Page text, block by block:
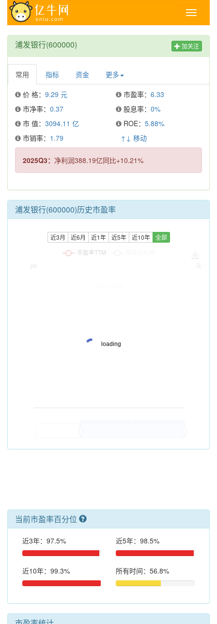
Toggle
浦发银行(600000) 加关注
常用 指标 资金 更多
价 格： 9.29 元 市盈率： 6.33
市净率： 0.37 股息率： 0%
市 值： 3094.11 亿 ROE： 5.88%
市销率： 1.79 ↑↓ 移动
2025Q3： 净利润388.19亿同比+10.21%
浦发银行(600000)历史市盈率
近3月 近6月 近1年 近5年 近10年 全部
当前市盈率百分位
近3年：97.5% 近5年：98.5%
近10年：99.3% 所有时间：56.8%